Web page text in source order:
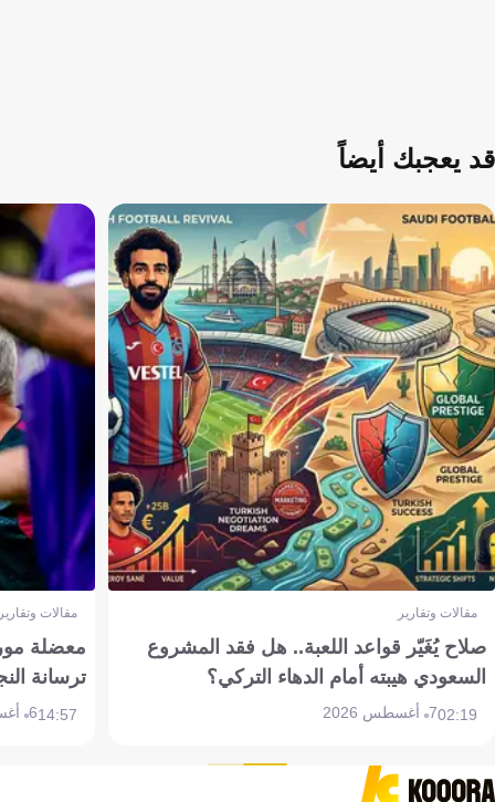
قد يعجبك أيضاً
مقالات وتقارير
صلاح يُغَيّر قواعد اللعبة.. هل فقد المشروع
السعودي هيبته أمام الدهاء التركي؟
02:197 أغسطس 2026
مقالات
معضلة
ترسانة
14:576 أغسطس 2026